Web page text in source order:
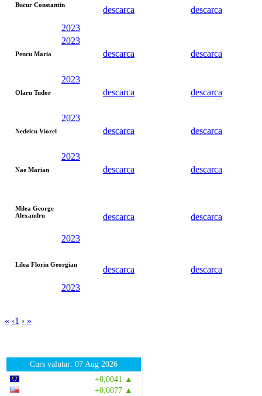
Bucur Constantin
2023
descarca descarca
Pencu Maria
2023
descarca
descarca
Olaru Tudor
2023
descarca
descarca
Nedelcu Viorel
2023
descarca
descarca
Nae Marian
2023
descarca
descarca
Milea George
Alexandru
2023
descarca descarca
Lilea Florin Georgian
2023
descarca descarca
« ‹1 › »
Curs valutar: 07 Aug 2026
+0,0041 ▲
+0,0077 ▲